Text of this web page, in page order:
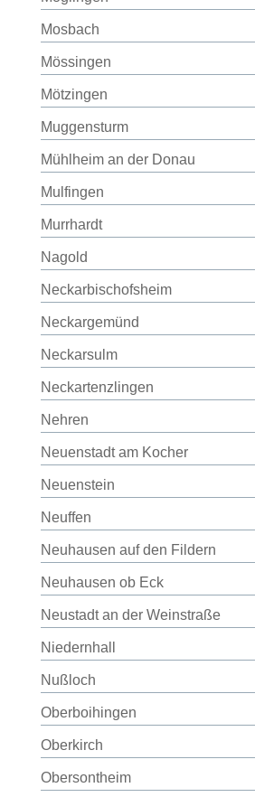
Mosbach
Mössingen
Mötzingen
Muggensturm
Mühlheim an der Donau
Mulfingen
Murrhardt
Nagold
Neckarbischofsheim
Neckargemünd
Neckarsulm
Neckartenzlingen
Nehren
Neuenstadt am Kocher
Neuenstein
Neuffen
Neuhausen auf den Fildern
Neuhausen ob Eck
Neustadt an der Weinstraße
Niedernhall
Nußloch
Oberboihingen
Oberkirch
Obersontheim